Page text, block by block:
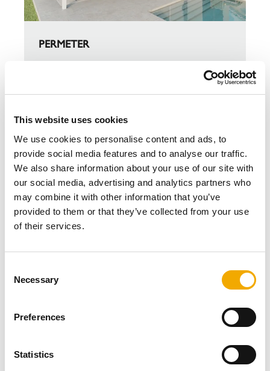
This website uses cookies
We use cookies to personalise content and ads, to
provide social media features and to analyse our traffic.
We also share information about your use of our site with
our social media, advertising and analytics partners who
may combine it with other information that you’ve
provided to them or that they’ve collected from your use
of their services.
Necessary
Preferences
Statistics
PERMETER
Duplostijeni predizolirani sustav dimnjaka u
boji za ložišta na kruto gorivo.
PERMETER SMOOTH AIR